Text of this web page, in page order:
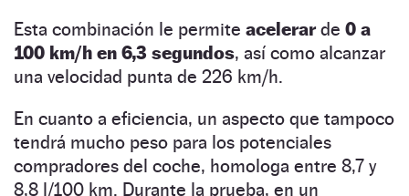
Esta combinación le permite acelerarde 0 a
100 km/h en 6,3 segundos, así como alcanzar
una velocidad punta de 226 km/h.
En cuanto a eficiencia, un aspecto que tampoco
tendrá mucho peso para los potenciales
compradores del coche, homologa entre 8,7 y
8,8 l/100 km. Durante la prueba, en un